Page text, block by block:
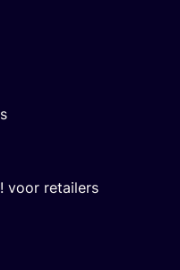
voor retailers